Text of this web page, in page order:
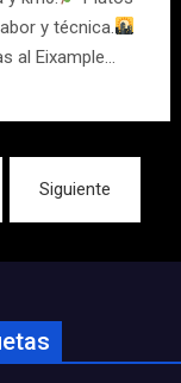
y técnica.
al Eixample…
Siguiente